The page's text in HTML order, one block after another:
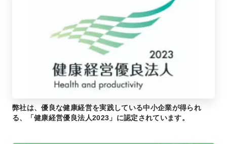
弊社は、優良な健康経営を実践している中小企業が得られ
る、「健康経営優良法人2023」に認定されています。